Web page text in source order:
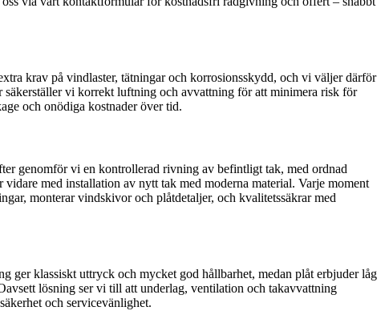
krav på vindlaster, tätningar och korrosionsskydd, och vi väljer därför
vi korrekt luftning och avvattning för att minimera risk för
och onödiga kostnader över tid.
genomför vi en kontrollerad rivning av befintligt tak, med ordnad
med installation av nytt tak med moderna material. Varje moment
monterar vindskivor och plåtdetaljer, och kvalitetssäkrar med
ger klassiskt uttryck och mycket god hållbarhet, medan plåt erbjuder låg
lösning ser vi till att underlag, ventilation och takavvattning
och servicevänlighet.